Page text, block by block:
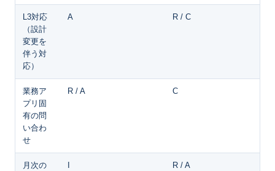
L3対応
（設計
変更を
伴う対
応）
A R / C
業務ア
プリ固
有の問
い合わ
せ
R / A C
月次の R / A